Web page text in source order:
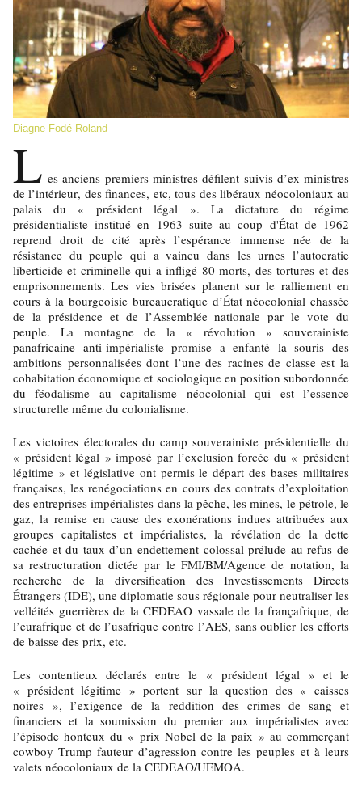
Diagne Fodé Roland
L es anciens premiers ministres défilent suivis d’ex-ministres
de l’intérieur, des finances, etc, tous des libéraux néocoloniaux au
palais du « président légal ». La dictature du régime
présidentialiste institué en 1963 suite au coup d'État de 1962
reprend droit de cité après l’espérance immense née de la
résistance du peuple qui a vaincu dans les urnes l’autocratie
liberticide et criminelle qui a infligé 80 morts, des tortures et des
emprisonnements. Les vies brisées planent sur le ralliement en
cours à la bourgeoisie bureaucratique d’État néocolonial chassée
de la présidence et de l’Assemblée nationale par le vote du
peuple. La montagne de la « révolution » souverainiste
panafricaine anti-impérialiste promise a enfanté la souris des
ambitions personnalisées dont l’une des racines de classe est la
cohabitation économique et sociologique en position subordonnée
du féodalisme au capitalisme néocolonial qui est l’essence
structurelle même du colonialisme.
Les victoires électorales du camp souverainiste présidentielle du
« président légal » imposé par l’exclusion forcée du « président
légitime » et législative ont permis le départ des bases militaires
françaises, les renégociations en cours des contrats d’exploitation
des entreprises impérialistes dans la pêche, les mines, le pétrole, le
gaz, la remise en cause des exonérations indues attribuées aux
groupes capitalistes et impérialistes, la révélation de la dette
cachée et du taux d’un endettement colossal prélude au refus de
sa restructuration dictée par le FMI/BM/Agence de notation, la
recherche de la diversification des Investissements Directs
Étrangers (IDE), une diplomatie sous régionale pour neutraliser les
velléités guerrières de la CEDEAO vassale de la françafrique, de
l’eurafrique et de l’usafrique contre l’AES, sans oublier les efforts
de baisse des prix, etc.
Les contentieux déclarés entre le « président légal » et le
« président légitime » portent sur la question des « caisses
noires », l’exigence de la reddition des crimes de sang et
financiers et la soumission du premier aux impérialistes avec
l’épisode honteux du « prix Nobel de la paix » au commerçant
cowboy Trump fauteur d’agression contre les peuples et à leurs
valets néocoloniaux de la CEDEAO/UEMOA.